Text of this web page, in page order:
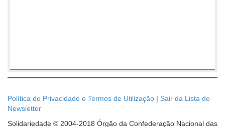
Política de Privacidade e Termos de Utilização | Sair da Lista de
Newsletter
Solidariedade © 2004-2018 Órgão da Confederação Nacional das